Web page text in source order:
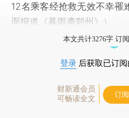
12名乘客经抢救无效不幸罹
面报道《暴雨袭郑州》）
本文共计3276字 订
登录 后获取已订
财新通会员
可畅读全文
订